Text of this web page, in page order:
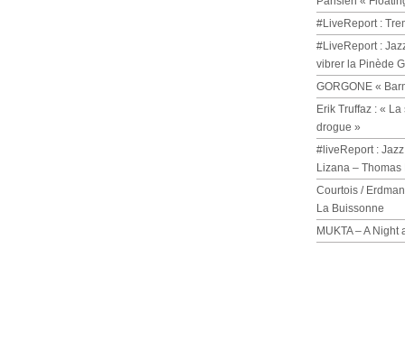
#LiveReport :
#LiveReport :
vibrer la Pinède
GORGONE «
Erik Truffaz : «
drogue »
#liveReport :
Lizana –
Courtois /
La Buissonne
MUKTA – A